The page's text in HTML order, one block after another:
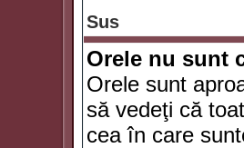
Sus
Orele nu sunt
Orele sunt
să vedeţi că
cea în care